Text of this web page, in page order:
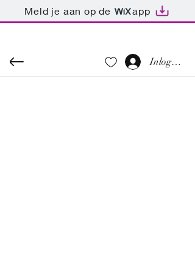
Meld je aan op de app
Inloggen